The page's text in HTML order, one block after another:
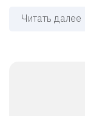
Читать далее